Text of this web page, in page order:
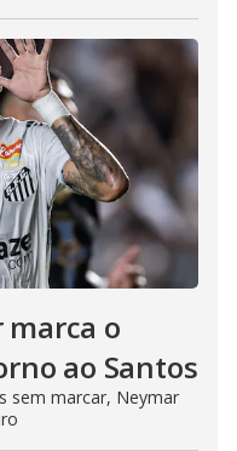
o
ao Santos
sem marcar, Neymar